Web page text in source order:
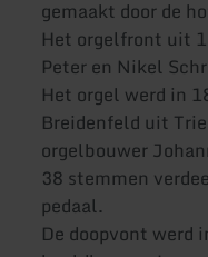
gemaakt door de
Het orgelfront uit
Peter en Nikel
Het orgel werd in
Breidenfeld uit
orgelbouwer
38 stemmen
pedaal.
De doopvont werd